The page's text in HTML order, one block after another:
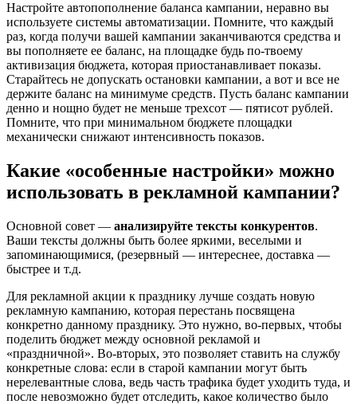
Настройте автопополнение баланса кампании, неравно вы
используете системы автоматизации. Помните, что каждый
раз, когда получи вашей кампании заканчиваются средства и
вы пополняете ее баланс, на площадке будь по-твоему
активизация бюджета, которая приостанавливает показы.
Старайтесь не допускать остановки кампании, а вот и все не
держите баланс на минимуме средств. Пусть баланс кампании
денно и нощно будет не меньше трехсот — пятисот рублей.
Помните, что при минимальном бюджете площадки
механически снижают интенсивность показов.
Какие «особенные настройки» можно
использовать в рекламной кампании?
Основной совет — анализируйте тексты конкурентов.
Ваши тексты должны быть более яркими, веселыми и
запоминающимися, (резервный — интереснее, доставка —
быстрее и т.д.
Для рекламной акции к празднику лучше создать новую
рекламную кампанию, которая перестань посвящена
конкретно данному празднику. Это нужно, во-первых, чтобы
поделить бюджет между основной рекламой и
«праздничной». Во-вторых, это позволяет ставить на службу
конкретные слова: если в старой кампании могут быть
нерелевантные слова, ведь часть трафика будет уходить туда, и
после невозможно будет отследить, какое количество было